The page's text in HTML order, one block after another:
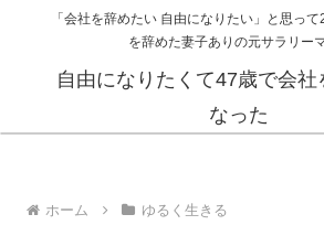
「会社を辞めたい 自由になりたい」と思っ
を辞めた妻子ありの元サラリー
自由になりたくて47歳で会社
なった
ホーム ゆるく生きる